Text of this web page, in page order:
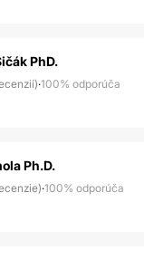
PhD.
·100% odporúča
Ph.D.
·100% odporúča